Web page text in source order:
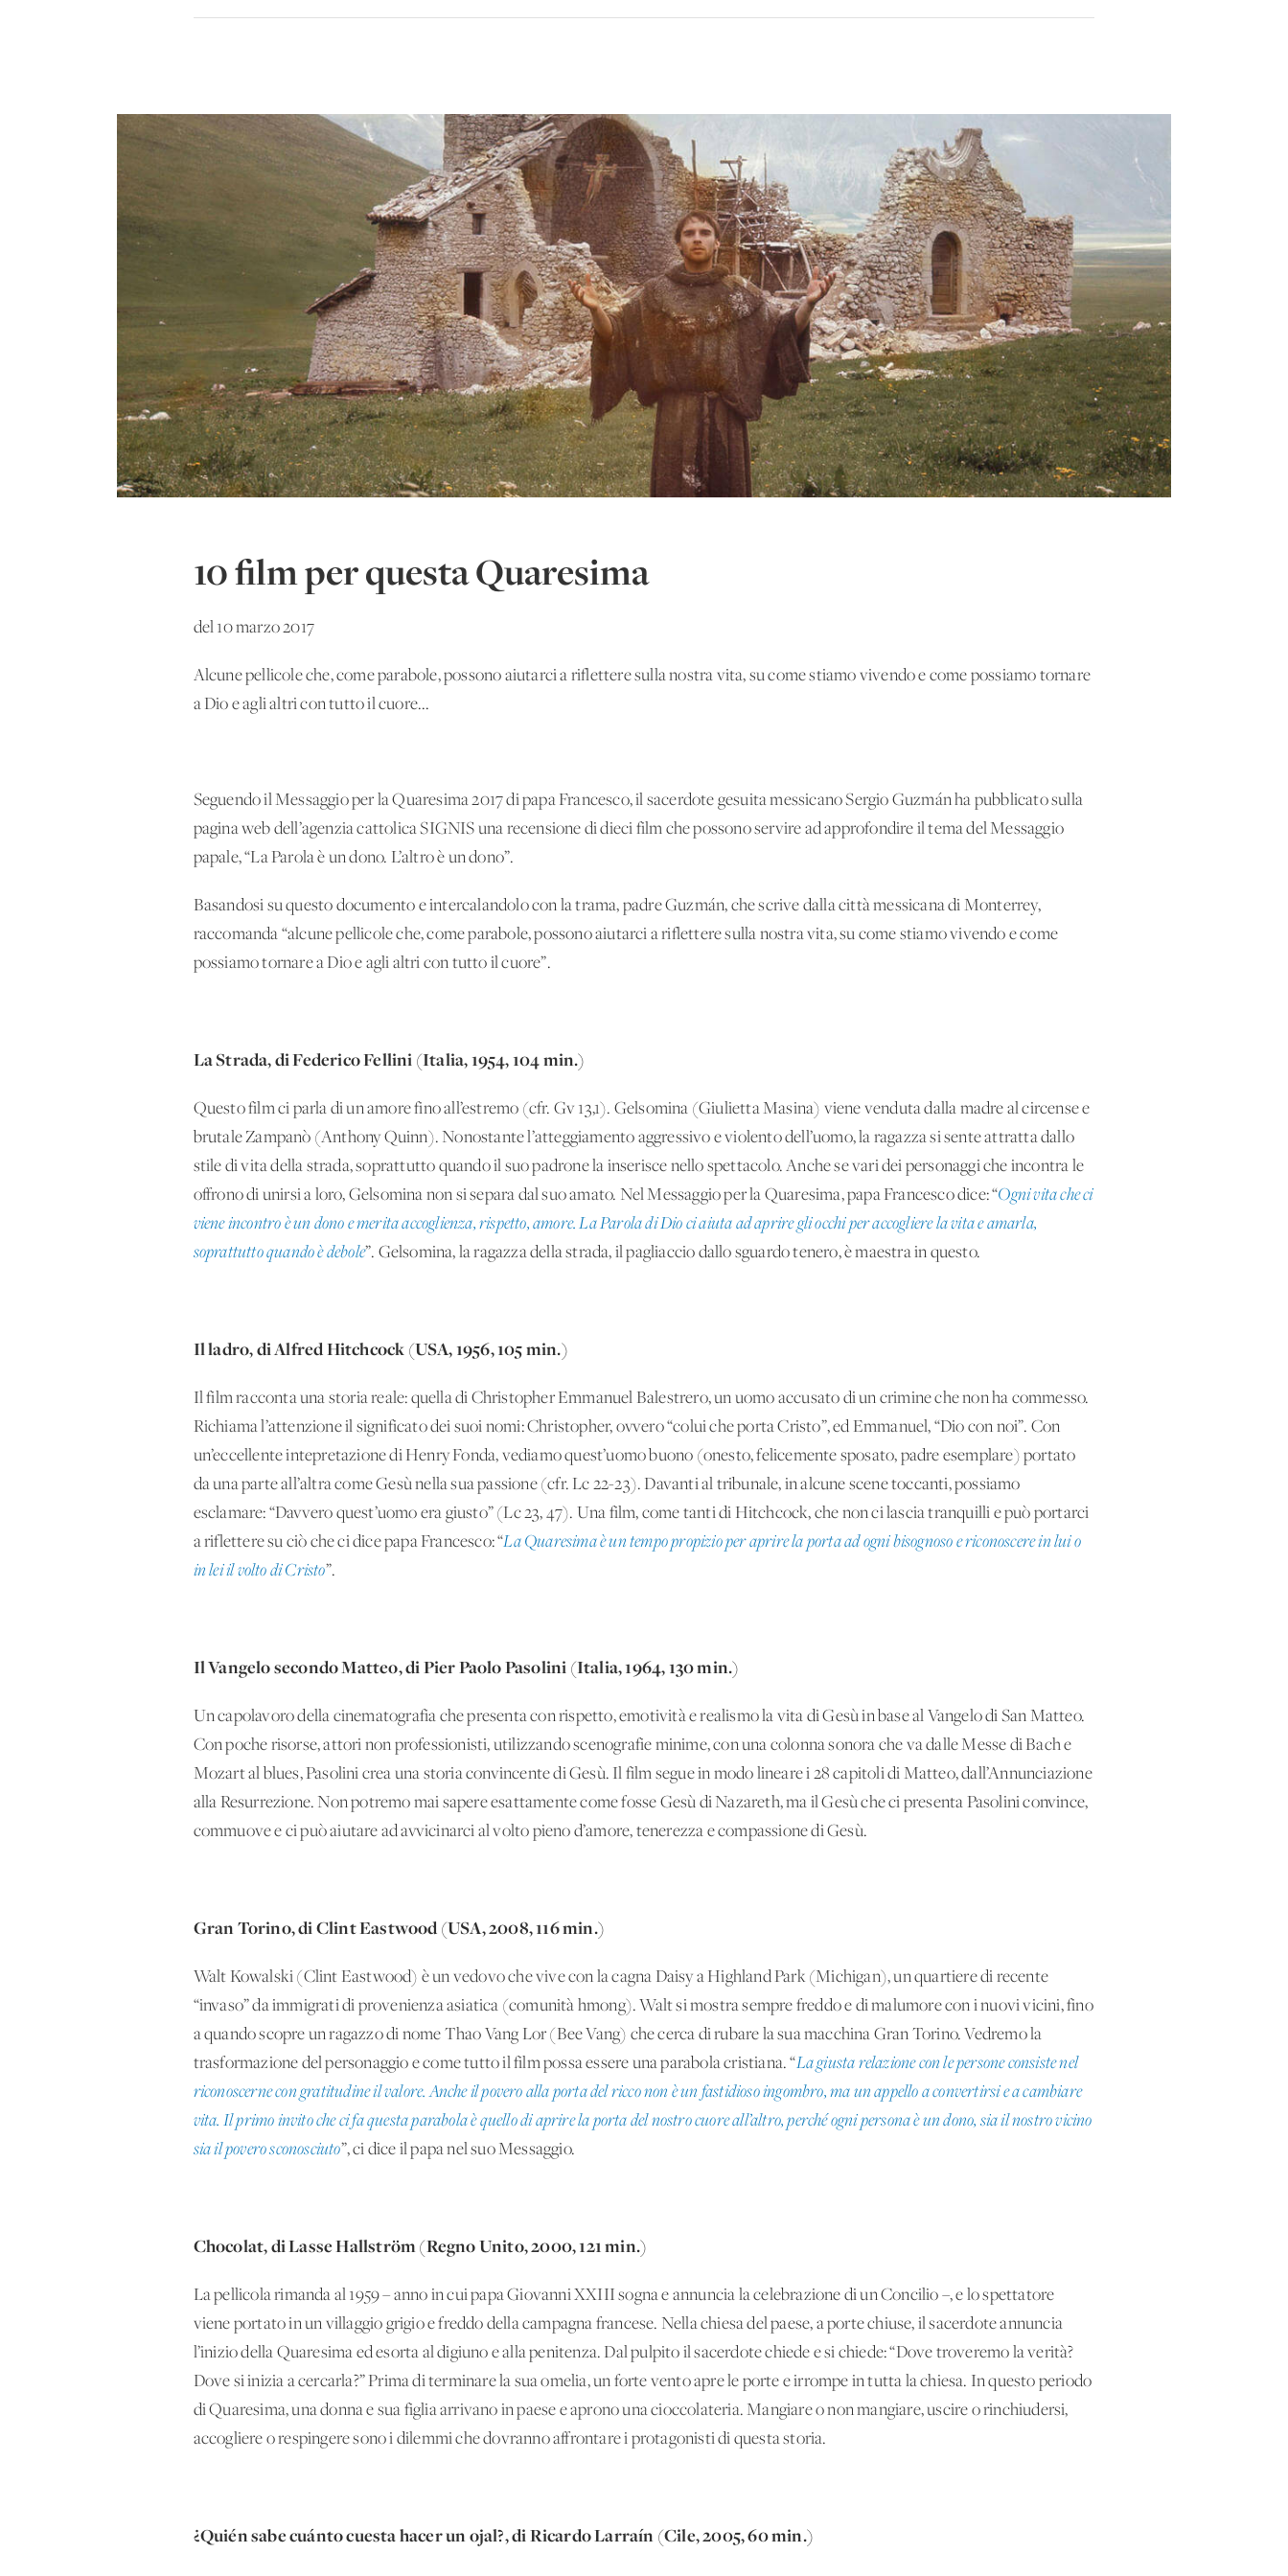
10 film per questa Quaresima
del 10 marzo 2017
Alcune pellicole che, come parabole, possono aiutarci a riflettere sulla nostra vita, su come stiamo vivendo e come possiamo tornare
a Dio e agli altri con tutto il cuore...
Seguendo il Messaggio per la Quaresima 2017 di papa Francesco, il sacerdote gesuita messicano Sergio Guzmán ha pubblicato sulla
pagina web dell’agenzia cattolica SIGNIS una recensione di dieci film che possono servire ad approfondire il tema del Messaggio
papale, “La Parola è un dono. L’altro è un dono”.
Basandosi su questo documento e intercalandolo con la trama, padre Guzmán, che scrive dalla città messicana di Monterrey,
raccomanda “alcune pellicole che, come parabole, possono aiutarci a riflettere sulla nostra vita, su come stiamo vivendo e come
possiamo tornare a Dio e agli altri con tutto il cuore”.
La Strada, di Federico Fellini (Italia, 1954, 104 min.)
Questo film ci parla di un amore fino all’estremo (cfr. Gv 13,1). Gelsomina (Giulietta Masina) viene venduta dalla madre al circense e
brutale Zampanò (Anthony Quinn). Nonostante l’atteggiamento aggressivo e violento dell’uomo, la ragazza si sente attratta dallo
stile di vita della strada, soprattutto quando il suo padrone la inserisce nello spettacolo. Anche se vari dei personaggi che incontra le
offrono di unirsi a loro, Gelsomina non si separa dal suo amato. Nel Messaggio per la Quaresima, papa Francesco dice: “Ogni vita che ci
viene incontro è un dono e merita accoglienza, rispetto, amore. La Parola di Dio ci aiuta ad aprire gli occhi per accogliere la vita e amarla,
soprattutto quando è debole”. Gelsomina, la ragazza della strada, il pagliaccio dallo sguardo tenero, è maestra in questo.
Il ladro, di Alfred Hitchcock (USA, 1956, 105 min.)
Il film racconta una storia reale: quella di Christopher Emmanuel Balestrero, un uomo accusato di un crimine che non ha commesso.
Richiama l’attenzione il significato dei suoi nomi: Christopher, ovvero “colui che porta Cristo”, ed Emmanuel, “Dio con noi”. Con
un’eccellente intepretazione di Henry Fonda, vediamo quest’uomo buono (onesto, felicemente sposato, padre esemplare) portato
da una parte all’altra come Gesù nella sua passione (cfr. Lc 22-23). Davanti al tribunale, in alcune scene toccanti, possiamo
esclamare: “Davvero quest’uomo era giusto” (Lc 23, 47). Una film, come tanti di Hitchcock, che non ci lascia tranquilli e può portarci
a riflettere su ciò che ci dice papa Francesco: “La Quaresima è un tempo propizio per aprire la porta ad ogni bisognoso e riconoscere in lui o
in lei il volto di Cristo”.
Il Vangelo secondo Matteo, di Pier Paolo Pasolini (Italia, 1964, 130 min.)
Un capolavoro della cinematografia che presenta con rispetto, emotività e realismo la vita di Gesù in base al Vangelo di San Matteo.
Con poche risorse, attori non professionisti, utilizzando scenografie minime, con una colonna sonora che va dalle Messe di Bach e
Mozart al blues, Pasolini crea una storia convincente di Gesù. Il film segue in modo lineare i 28 capitoli di Matteo, dall’Annunciazione
alla Resurrezione. Non potremo mai sapere esattamente come fosse Gesù di Nazareth, ma il Gesù che ci presenta Pasolini convince,
commuove e ci può aiutare ad avvicinarci al volto pieno d’amore, tenerezza e compassione di Gesù.
Gran Torino, di Clint Eastwood (USA, 2008, 116 min.)
Walt Kowalski (Clint Eastwood) è un vedovo che vive con la cagna Daisy a Highland Park (Michigan), un quartiere di recente
“invaso” da immigrati di provenienza asiatica (comunità hmong). Walt si mostra sempre freddo e di malumore con i nuovi vicini, fino
a quando scopre un ragazzo di nome Thao Vang Lor (Bee Vang) che cerca di rubare la sua macchina Gran Torino. Vedremo la
trasformazione del personaggio e come tutto il film possa essere una parabola cristiana. “La giusta relazione con le persone consiste nel
riconoscerne con gratitudine il valore. Anche il povero alla porta del ricco non è un fastidioso ingombro, ma un appello a convertirsi e a cambiare
vita. Il primo invito che ci fa questa parabola è quello di aprire la porta del nostro cuore all’altro, perché ogni persona è un dono, sia il nostro vicino
sia il povero sconosciuto”, ci dice il papa nel suo Messaggio.
Chocolat, di Lasse Hallström (Regno Unito, 2000, 121 min.)
La pellicola rimanda al 1959 – anno in cui papa Giovanni XXIII sogna e annuncia la celebrazione di un Concilio –, e lo spettatore
viene portato in un villaggio grigio e freddo della campagna francese. Nella chiesa del paese, a porte chiuse, il sacerdote annuncia
l’inizio della Quaresima ed esorta al digiuno e alla penitenza. Dal pulpito il sacerdote chiede e si chiede: “Dove troveremo la verità?
Dove si inizia a cercarla?” Prima di terminare la sua omelia, un forte vento apre le porte e irrompe in tutta la chiesa. In questo periodo
di Quaresima, una donna e sua figlia arrivano in paese e aprono una cioccolateria. Mangiare o non mangiare, uscire o rinchiudersi,
accogliere o respingere sono i dilemmi che dovranno affrontare i protagonisti di questa storia.
¿Quién sabe cuánto cuesta hacer un ojal?, di Ricardo Larraín (Cile, 2005, 60 min.)